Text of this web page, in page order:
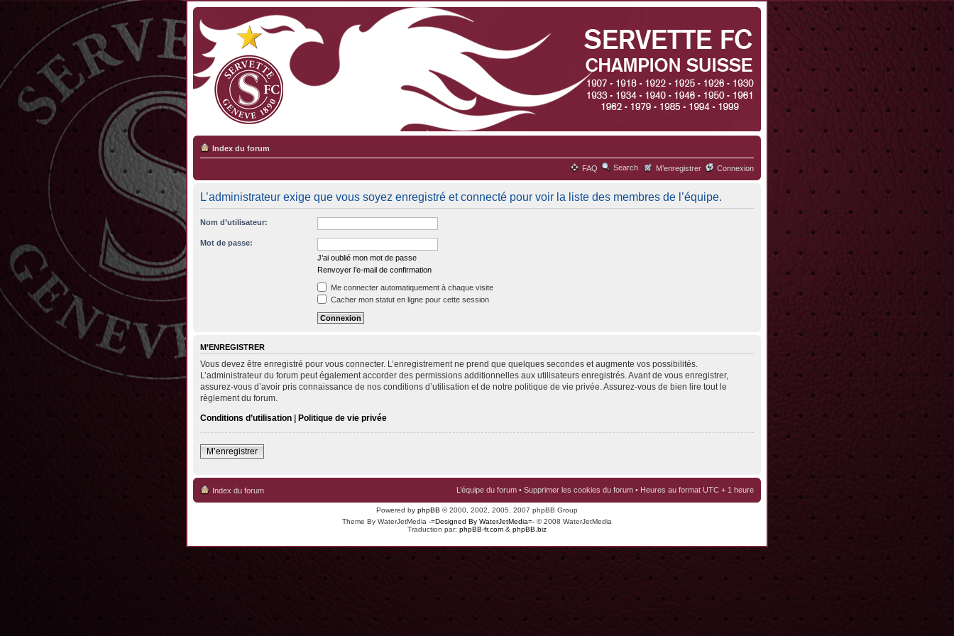
Index du forum
FAQ Search M’enregistrer Connexion
L’administrateur exige que vous soyez enregistré et connecté pour voir la liste des membres de l’équipe.
Nom d’utilisateur:
Mot de passe:
J’ai oublié mon mot de passe
Renvoyer l’e-mail de confirmation
Me connecter automatiquement à chaque visite
Cacher mon statut en ligne pour cette session
M’ENREGISTRER
Vous devez être enregistré pour vous connecter. L’enregistrement ne prend que quelques secondes et augmente vos possibilités.
L’administrateur du forum peut également accorder des permissions additionnelles aux utilisateurs enregistrés. Avant de vous enregistrer,
assurez-vous d’avoir pris connaissance de nos conditions d’utilisation et de notre politique de vie privée. Assurez-vous de bien lire tout le
règlement du forum.
Conditions d’utilisation | Politique de vie privée
M’enregistrer
Index du forum L’équipe du forum • Supprimer les cookies du forum • Heures au format UTC + 1 heure
Powered by phpBB © 2000, 2002, 2005, 2007 phpBB Group
Theme By WaterJetMedia -=Designed By WaterJetMedia=- © 2008 WaterJetMedia
Traduction par: phpBB-fr.com & phpBB.biz